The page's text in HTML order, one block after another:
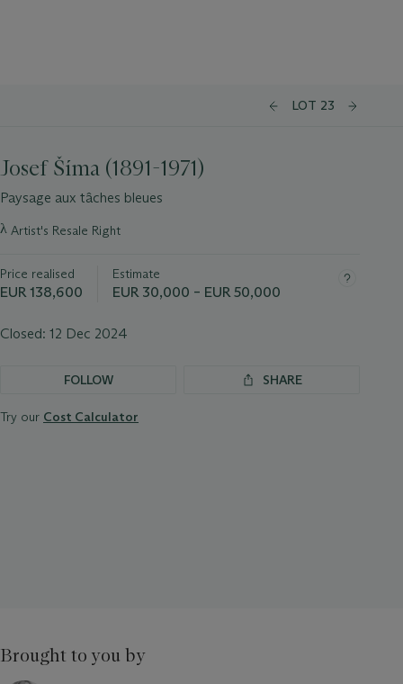
LOT 23
Josef Šíma (1891-1971)
Paysage aux tâches bleues
Important
this
lot
λ Artist's Resale Right
Price realised
EUR 138,600
Estimate
EUR 30,000 – EUR 50,000
Closed: 12 Dec 2024
FOLLOW SHARE
Try our Cost Calculator
Brought to you by